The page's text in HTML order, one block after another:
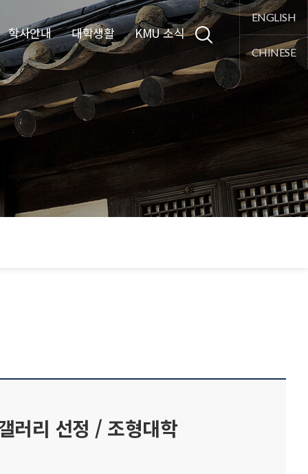
학사안내 대학생활 KMU 소식
통합검색
ENGLISH
CHINESE
리 선정 / 조형대학